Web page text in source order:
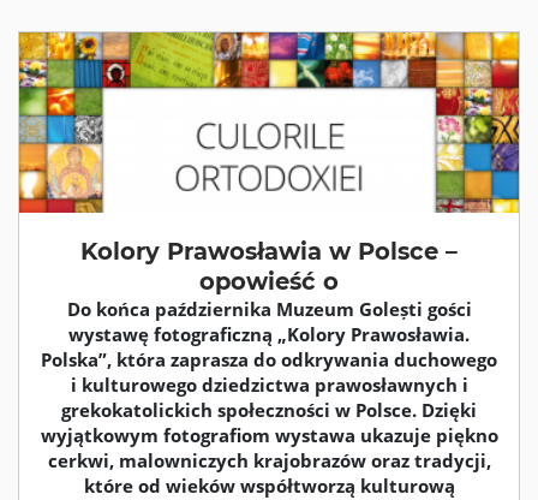
Kolory Prawosławia w Polsce –
opowieść o
Do końca października Muzeum Golești gości
wystawę fotograficzną „Kolory Prawosławia.
Polska”, która zaprasza do odkrywania duchowego
i kulturowego dziedzictwa prawosławnych i
grekokatolickich społeczności w Polsce. Dzięki
wyjątkowym fotografiom wystawa ukazuje piękno
cerkwi, malowniczych krajobrazów oraz tradycji,
które od wieków współtworzą kulturową